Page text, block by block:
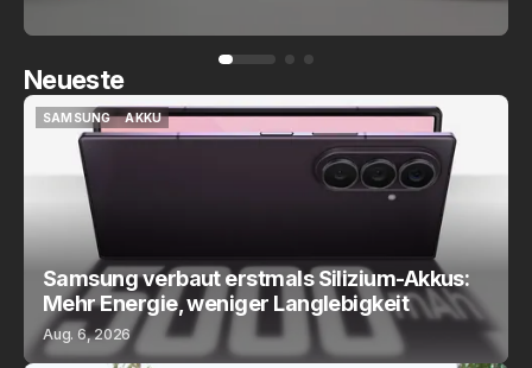
Neueste
SAMSUNG
SAMSUNG
AKKU
AKKU
Samsung verbaut erstmals Silizium-Akkus:
Mehr Energie, weniger Langlebigkeit
Aug. 6, 2026